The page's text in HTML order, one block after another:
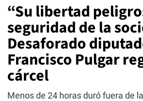
“Su libertad
seguridad de la
Desaforado
Francisco Pulgar
cárcel
Menos de 24 horas duró fuera de